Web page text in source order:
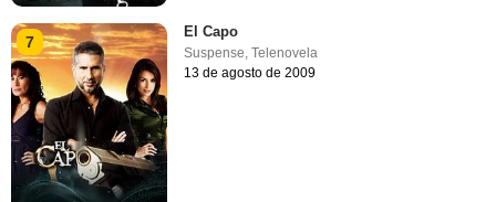
7
El Capo
Suspense,Telenovela
13 de agosto de 2009